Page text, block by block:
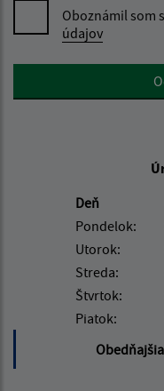
Oboznámil som
údajov
Google reCaptcha
Deň
Pondelok:
Utorok:
Streda:
Štvrtok:
Piatok: